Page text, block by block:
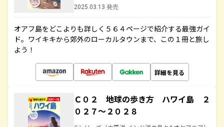
2025.03.13 発売
オアフ島をどこよりも詳しく５６４ページで紹介する最強ガイ
ド。ワイキキから郊外のローカルタウンまで、この１冊と旅し
よう！
詳細を見る
Ｃ０２ 地球の歩き方 ハワイ島 ２
０２７～２０２８